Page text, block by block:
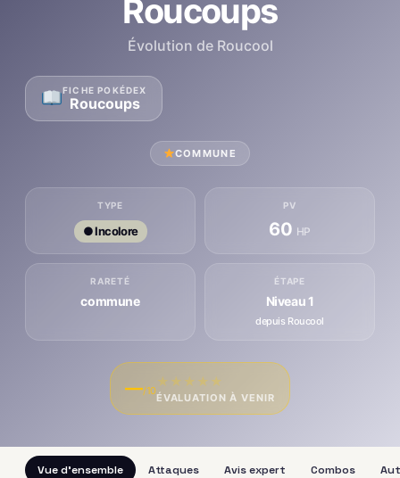
Roucoups
Évolution de Roucool
FICHE POKÉDEX
Roucoups
COMMUNE
TYPE
● Incolore
PV
60 HP
RARETÉ
commune
ÉTAPE
Niveau 1
depuis Roucool
—/10
★ ★ ★ ★ ★
ÉVALUATION À VENIR
Vue d'ensemble Attaques Avis expert Combos